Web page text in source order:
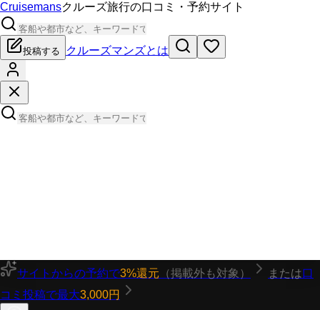
Cruisemansクルーズ旅行の口コミ・予約サイト
投稿する クルーズマンズとは
サイトからの予約で3%還元 （掲載外も対象） または口
コミ投稿で最大3,000円